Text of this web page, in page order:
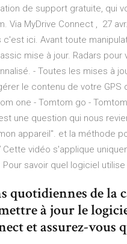
de support gratuite, qui
MyDrive Connect , 27
ici. Avant toute
mise à jour. Radars pour
- Toutes les mises à
le contenu de votre GPS
one - Tomtom go -
une question qui nous
appareil". et la méthode
vidéo s'applique
savoir quel logiciel
de la
à jour le
et assurez-vous